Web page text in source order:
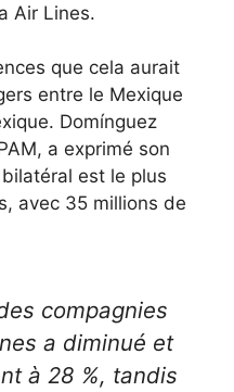
Air Lines.
que cela aurait
entre le Mexique
Domínguez
a exprimé son
est le plus
avec 35 millions de
compagnies
a diminué et
à 28 %, tandis